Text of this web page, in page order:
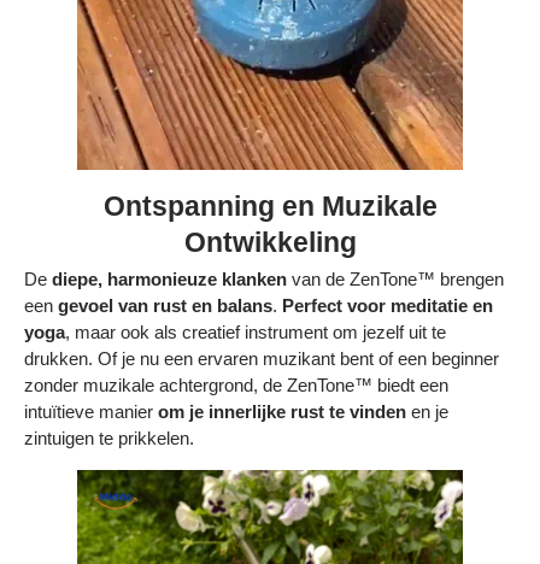
Bestelling herroepen
Ruilen en retourneren
Bestellingen & levering
Algemene voorwaarden
Wij steunen KWF, doe je mee?
Ontspanning en Muzikale
Ontwikkeling
De diepe, harmonieuze klanken van de ZenTone™ brengen
een gevoel van rust en balans. Perfect voor meditatie en
yoga, maar ook als creatief instrument om jezelf uit te
drukken. Of je nu een ervaren muzikant bent of een beginner
zonder muzikale achtergrond, de ZenTone™ biedt een
intuïtieve manier om je innerlijke rust te vinden en je
zintuigen te prikkelen.